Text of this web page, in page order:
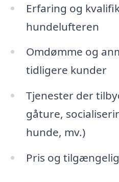
Erfaring og
hundelufteren
Omdømme og
tidligere kunder
Tjenester der
gåture,
hunde, mv.)
Pris og